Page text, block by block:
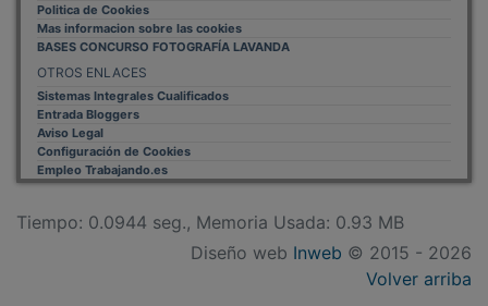
Politica de Cookies
Mas informacion sobre las cookies
BASES CONCURSO FOTOGRAFÍA LAVANDA
OTROS ENLACES
Sistemas Integrales Cualificados
Entrada Bloggers
Aviso Legal
Configuración de Cookies
Empleo Trabajando.es
Tiempo: 0.0944 seg., Memoria Usada: 0.93 MB
Diseño web Inweb © 2015 - 2026
Volver arriba